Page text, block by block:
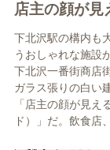
店主の顔が見
下北沢駅の構内も
うおしゃれな施設
下北沢一番街商店
ガラス張りの白い
「店主の顔が見
ド）」だ。飲食店